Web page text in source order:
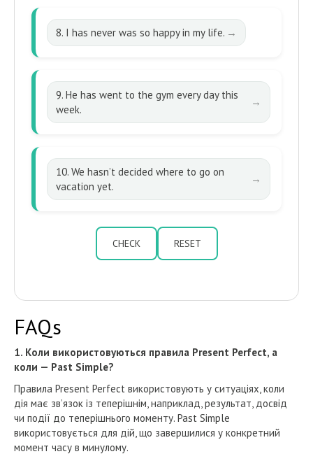
8. I has never was so happy in my life.
9. He has went to the gym every day this
week.
10. We hasn’t decided where to go on
vacation yet.
CHECK RESET
FAQs
1. Коли використовуються правила Present Perfect, а
коли — Past Simple?
Правила Present Perfect використовують у ситуаціях, коли
дія має зв’язок із теперішнім, наприклад, результат, досвід
чи події до теперішнього моменту. Past Simple
використовується для дій, що завершилися у конкретний
момент часу в минулому.